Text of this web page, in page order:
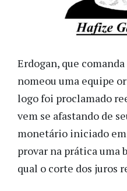
Erdogan, que
nomeou uma equipe
logo foi proclamado
vem se afastando de
monetário iniciado
provar na prática uma
qual o corte dos juros